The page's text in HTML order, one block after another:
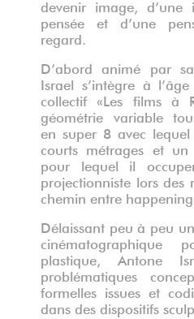
devenir image, d’une
pensée et d’une
regard.
D’abord animé par
Israel s’intègre à
collectif «Les films à
géométrie variable
en super 8 avec lequel
courts métrages et
pour lequel il
projectionniste lors des
chemin entre happening
Délaissant peu à peu
cinématographique
plastique, Antone
problématiques
formelles issues et
dans des dispositifs